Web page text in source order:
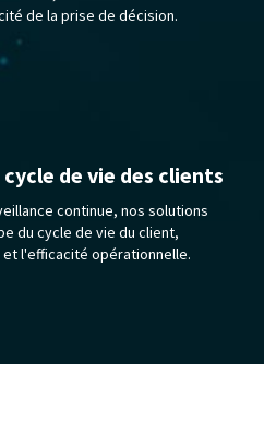
de la prise de décision.
de vie des clients
continue, nos solutions
du cycle de vie du client,
l'efficacité opérationnelle.